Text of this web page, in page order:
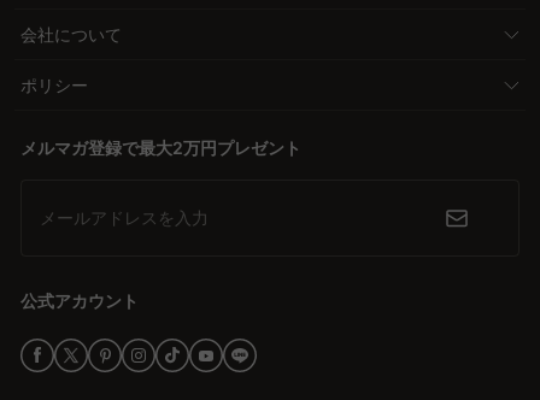
会社について
ポリシー
メルマガ登録で最大2万円プレゼント
メールアドレスを入力
公式アカウント